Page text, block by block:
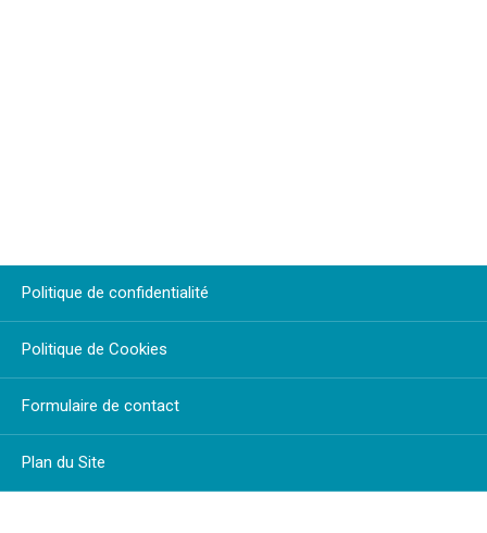
Politique de confidentialité
Politique de Cookies
Formulaire de contact
Plan du Site